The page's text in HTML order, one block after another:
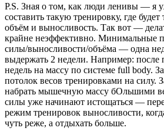
P.S. Зная о том, как люди ленивы — я
составить такую тренировку, где
объём и выносливость. Так вот —
крайне неэффективно. Минимальные
силы/выносливости/объёма — одна
выдержать 2 недели. Например: после
недель на массу по системе full body.
потолок весов тренировками на силу.
набрать мышечную массу бОльшими
силы уже начинают истощаться —
режим тренировок выносливости,
чуть реже, а отдыхать больше.